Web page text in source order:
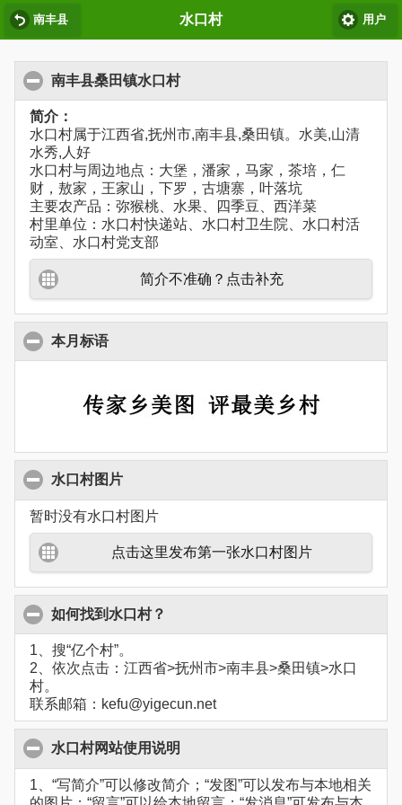
南丰县 水口村 用户
南丰县桑田镇水口村
简介：
水口村属于江西省,抚州市,南丰县,桑田镇。水美,山清
水秀,人好
水口村与周边地点：大堡，潘家，马家，茶培，仁
财，敖家，王家山，下罗，古塘寨，叶落坑
主要农产品：弥猴桃、水果、四季豆、西洋菜
村里单位：水口村快递站、水口村卫生院、水口村活
动室、水口村党支部
简介不准确？点击补充
本月标语
水口村图片
暂时没有水口村图片
点击这里发布第一张水口村图片
如何找到水口村？
1、搜“亿个村”。
2、依次点击：江西省>抚州市>南丰县>桑田镇>水口
村。
联系邮箱：kefu@yigecun.net
水口村网站使用说明
1、“写简介”可以修改简介；“发图”可以发布与本地相关